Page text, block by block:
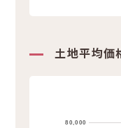
土地平均価
80,000